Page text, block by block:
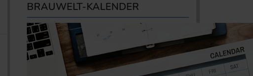
BRAUWELT-KALENDER